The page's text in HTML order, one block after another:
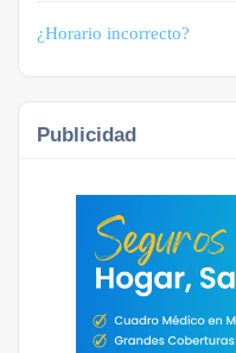
¿Horario incorrecto?
Publicidad